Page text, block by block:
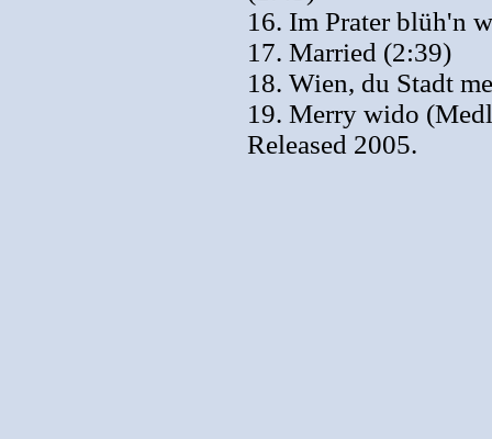
16. Im Prater blüh'n
17. Married (2:39)
18. Wien, du Stadt
19. Merry wido
Released 2005.